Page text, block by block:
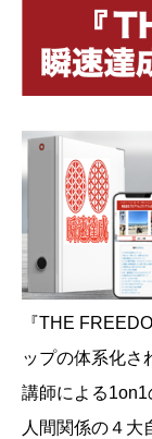
『THE
ップの体系化さ
講師による1on1
人間関係の４大